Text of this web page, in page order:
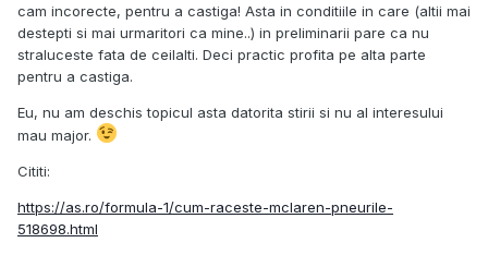
cam incorecte, pentru a castiga! Asta in conditiile in care (altii mai
destepti si mai urmaritori ca mine..) in preliminarii pare ca nu
straluceste fata de ceilalti. Deci practic profita pe alta parte
pentru a castiga.
Eu, nu am deschis topicul asta datorita stirii si nu al interesului
mau major.
Cititi:
https://as.ro/formula-1/cum-raceste-mclaren-pneurile-
518698.html